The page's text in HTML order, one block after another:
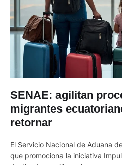
SENAE: agilitan
migrantes
retornar
El Servicio Nacional de Aduana
que promociona la iniciativa